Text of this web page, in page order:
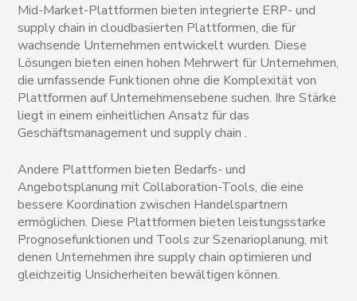
Mid-Market-Plattformen bieten integrierte ERP- und
supply chain in cloudbasierten Plattformen, die für
wachsende Unternehmen entwickelt wurden. Diese
Lösungen bieten einen hohen Mehrwert für Unternehmen,
die umfassende Funktionen ohne die Komplexität von
Plattformen auf Unternehmensebene suchen. Ihre Stärke
liegt in einem einheitlichen Ansatz für das
Geschäftsmanagement und supply chain .
Andere Plattformen bieten Bedarfs- und
Angebotsplanung mit Collaboration-Tools, die eine
bessere Koordination zwischen Handelspartnern
ermöglichen. Diese Plattformen bieten leistungsstarke
Prognosefunktionen und Tools zur Szenarioplanung, mit
denen Unternehmen ihre supply chain optimieren und
gleichzeitig Unsicherheiten bewältigen können.